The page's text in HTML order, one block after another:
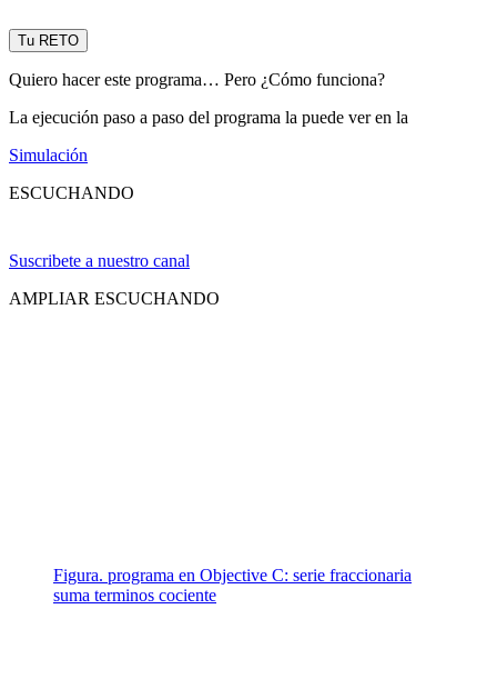
Tu RETO
Quiero hacer este programa… Pero ¿Cómo funciona?
La ejecución paso a paso del programa la puede ver en la
Simulación
ESCUCHANDO
Suscribete a nuestro canal
AMPLIAR ESCUCHANDO
Figura. programa en Objective C: serie fraccionaria
suma terminos cociente